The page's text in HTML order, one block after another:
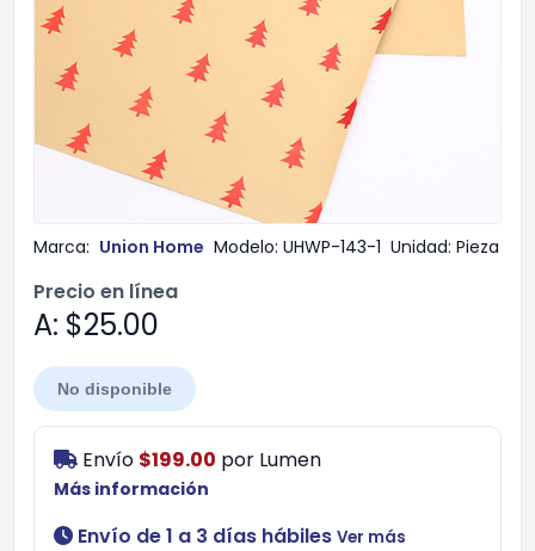
Marca: Union Home Modelo: UHWP-143-1 Unidad: Pieza
Precio en línea
A: $25.00
No disponible
Envío $199.00 por Lumen
Más información
Envío de 1 a 3 días hábiles Ver más